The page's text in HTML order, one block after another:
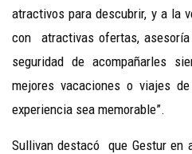
atractivos para descubrir, y a la
con atractivas ofertas,
seguridad de acompañarles
mejores vacaciones o viajes
experiencia sea memorable”.
Sullivan destacó que Gestur en